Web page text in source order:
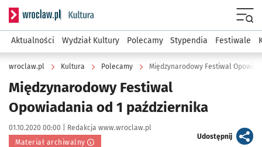
Serwis informacyjny wroclaw.pl podserwis: Kultura
Aktualności Wydział Kultury Polecamy Stypendia Festiwale
wroclaw.pl Kultura Polecamy Międzynarodowy Festiwal
Międzynarodowy Festiwal
Opowiadania od 1 października
Data publikacji:
01.10.2020 00:00 | Autor:
Redakcja www.wroclaw.pl
Materiał archiwalny
Udostępnijartykuł